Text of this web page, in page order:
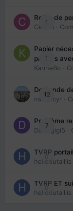
1
Refus de
Cedbri ·
1
Papier
parents
KarineBo ·
12
Demande
nanancyr ·
7
Problème
Davidgigi5 ·
0
TVRP
hellodutaillis
0
TVRP ET
hellodutaillis